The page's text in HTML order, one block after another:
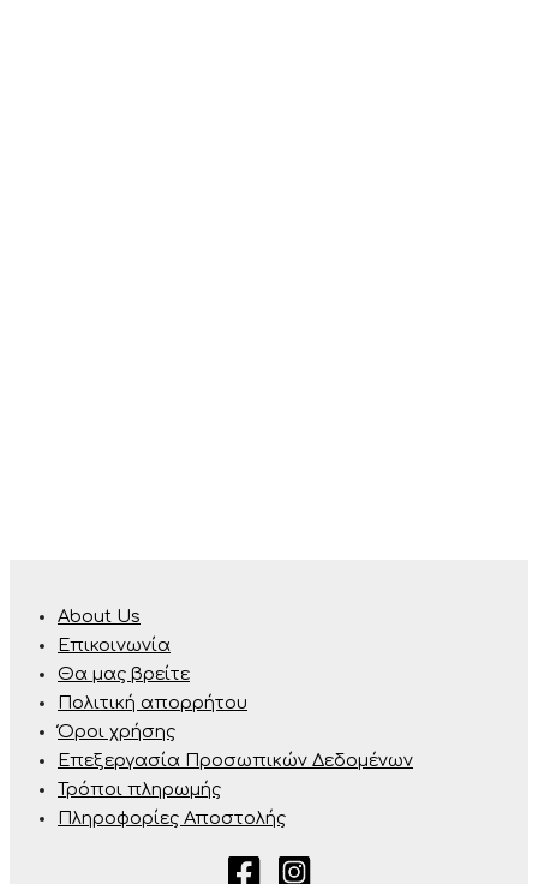
About Us
Επικοινωνία
Θα μας βρείτε
Πολιτική απορρήτου
Όροι χρήσης
Επεξεργασία Προσωπικών Δεδομένων
Τρόποι πληρωμής
Πληροφορίες Αποστολής